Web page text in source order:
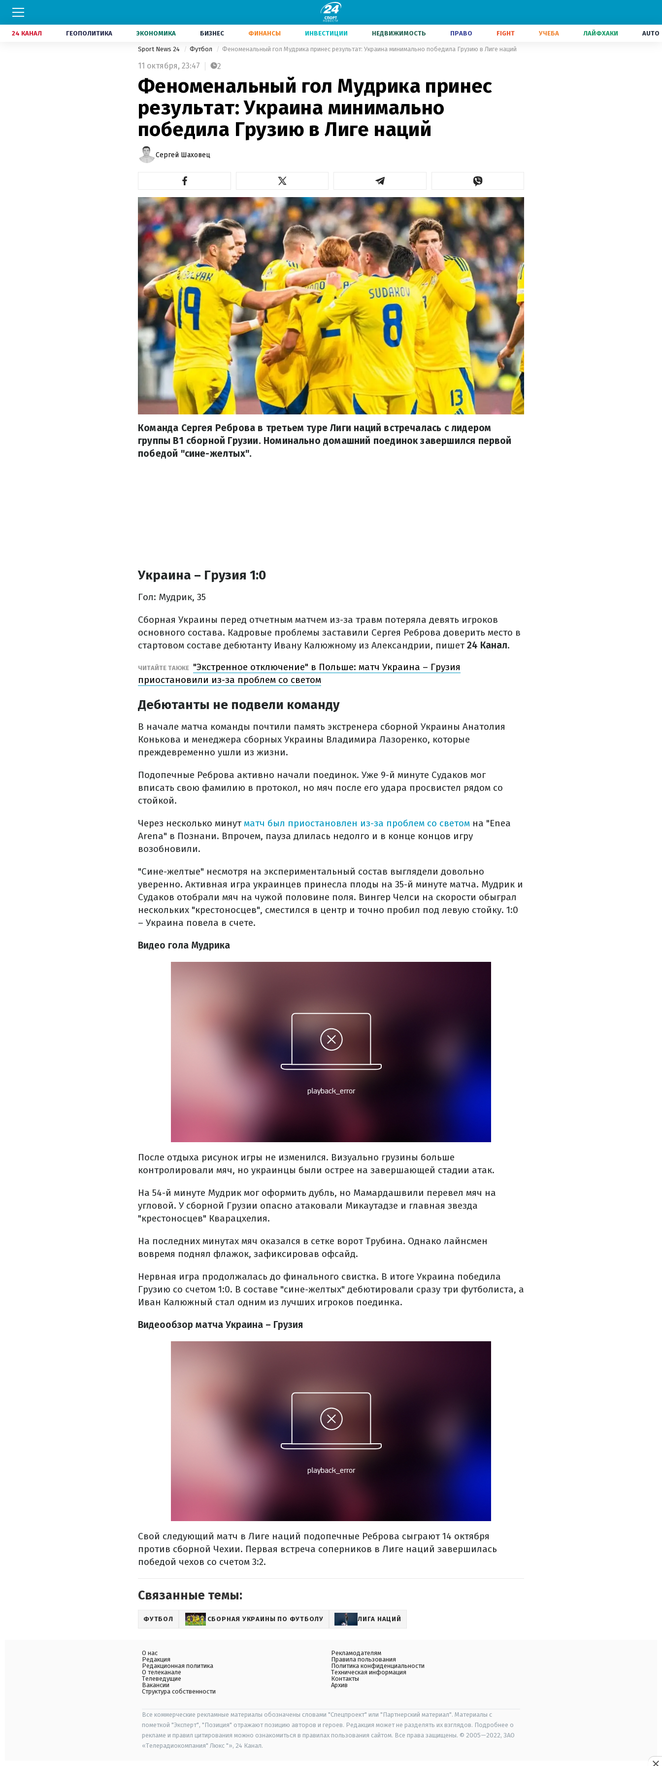
24 КАНАЛ ГЕОПОЛИТИКА ЭКОНОМИКА БИЗНЕС ФИНАНСЫ ИНВЕСТИЦИИ НЕДВИЖИМОСТЬ ПРАВО FIGHT УЧЕБА ЛАЙФХАКИ AUTO
Sport News 24 Футбол Феноменальный гол Мудрика принес результат: Украина минимально победила Грузию в Лиге наций
11 октября, 23:47 2
Феноменальный гол Мудрика принес
результат: Украина минимально
победила Грузию в Лиге наций
Сергей Шаховец
Команда Сергея Реброва в третьем туре Лиги наций встречалась с лидером
группы В1 сборной Грузии. Номинально домашний поединок завершился первой
победой "сине-желтых".
Украина – Грузия 1:0
Гол: Мудрик, 35
Сборная Украины перед отчетным матчем из-за травм потеряла девять игроков
основного состава. Кадровые проблемы заставили Сергея Реброва доверить место в
стартовом составе дебютанту Ивану Калюжному из Александрии, пишет24 Канал.
ЧИТАЙТЕ ТАКЖЕ "Экстренное отключение" в Польше: матч Украина – Грузия
приостановили из-за проблем со светом
Дебютанты не подвели команду
В начале матча команды почтили память экстренера сборной Украины Анатолия
Конькова и менеджера сборных Украины Владимира Лазоренко, которые
преждевременно ушли из жизни.
Подопечные Реброва активно начали поединок. Уже 9-й минуте Судаков мог
вписать свою фамилию в протокол, но мяч после его удара просвистел рядом со
стойкой.
Через несколько минут матч был приостановлен из-за проблем со светом на "Enea
Arena" в Познани. Впрочем, пауза длилась недолго и в конце концов игру
возобновили.
"Сине-желтые" несмотря на экспериментальный состав выглядели довольно
уверенно. Активная игра украинцев принесла плоды на 35-й минуте матча. Мудрик и
Судаков отобрали мяч на чужой половине поля. Вингер Челси на скорости обыграл
нескольких "крестоносцев", сместился в центр и точно пробил под левую стойку. 1:0
– Украина повела в счете.
Видео гола Мудрика
После отдыха рисунок игры не изменился. Визуально грузины больше
контролировали мяч, но украинцы были острее на завершающей стадии атак.
На 54-й минуте Мудрик мог оформить дубль, но Мамардашвили перевел мяч на
угловой. У сборной Грузии опасно атаковали Микаутадзе и главная звезда
"крестоносцев" Кварацхелия.
На последних минутах мяч оказался в сетке ворот Трубина. Однако лайнсмен
вовремя поднял флажок, зафиксировав офсайд.
Нервная игра продолжалась до финального свистка. В итоге Украина победила
Грузию со счетом 1:0. В составе "сине-желтых" дебютировали сразу три футболиста, а
Иван Калюжный стал одним из лучших игроков поединка.
Видеообзор матча Украина – Грузия
Свой следующий матч в Лиге наций подопечные Реброва сыграют 14 октября
против сборной Чехии. Первая встреча соперников в Лиге наций завершилась
победой чехов со счетом 3:2.
Связанные темы:
ФУТБОЛ СБОРНАЯ УКРАИНЫ ПО ФУТБОЛУ ЛИГА НАЦИЙ
О нас
Редакция
Редакционная политика
О телеканале
Телеведущие
Вакансии
Структура собственности
Рекламодателям
Правила пользования
Политика конфиденциальности
Техническая информация
Контакты
Архив
Все коммерческие рекламные материалы обозначены словами "Спецпроект" или "Партнерский материал". Материалы с
пометкой "Эксперт", "Позиция" отражают позицию авторов и героев. Редакция может не разделять их взглядов. Подробнее о
рекламе и правил цитирования можно ознакомиться в правилах пользования сайтом. Все права защищены. © 2005—2022, ЗАО
«Телерадиокомпания" Люкс "», 24 Канал.